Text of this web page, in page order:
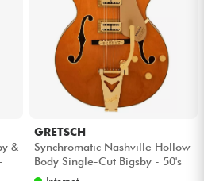
&
GRETSCH
Synchromatic Nashville Hollow
Body Single-Cut Bigsby - 50's
orange stain